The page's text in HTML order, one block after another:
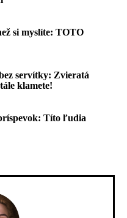
si myslíte: TOTO
servítky: Zvieratá
klamete!
Títo ľudia